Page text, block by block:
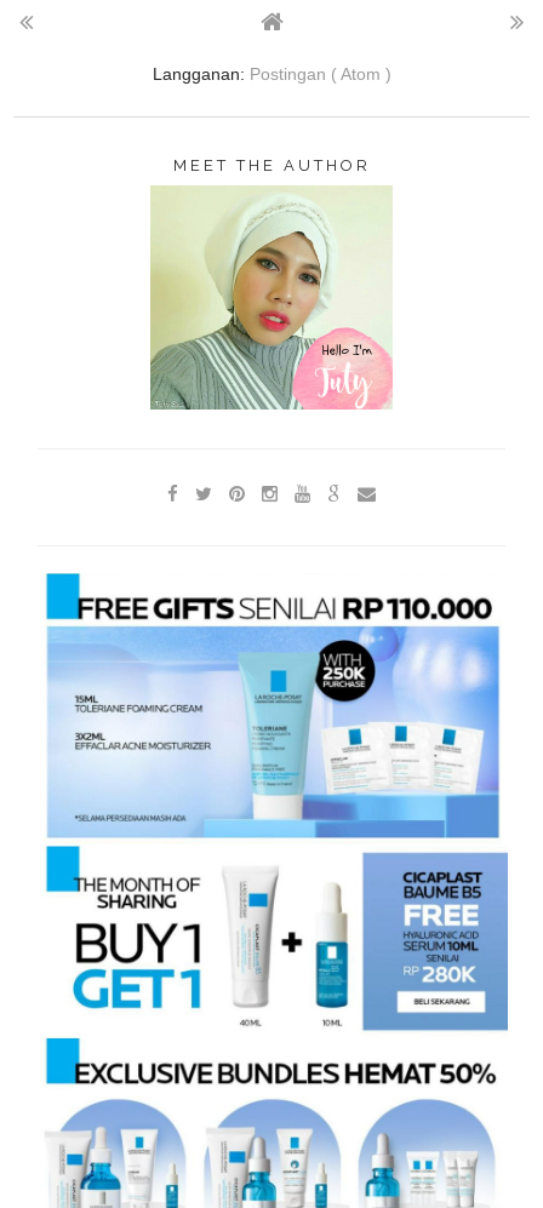
Langganan: Postingan ( Atom )
MEET THE AUTHOR